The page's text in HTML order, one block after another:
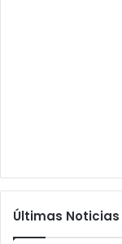
Últimas Noticias